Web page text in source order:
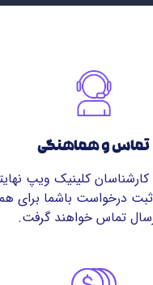
تماس و هماهنگی
درخواست باشما برای
تماس خواهند گرفت.